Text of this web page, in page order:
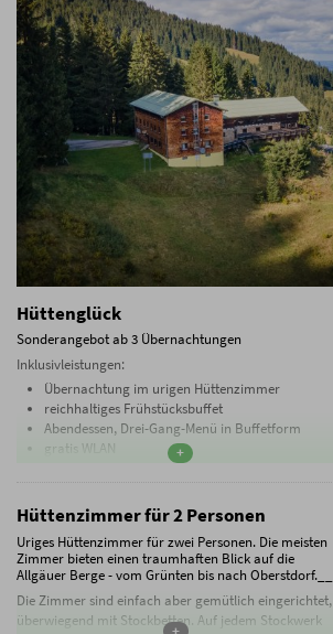
Zusätzliche Bedingungen
100% Bezahlung im Voraus. 70% Storno-Gebühren
außer bei Weitervermietung. 100% Storno-Gebühren
am Tag der Anreise oder bei Nicht-Anreise.
Es ist keine Umbuchung / Verschiebung möglich.
Stornierungen müssen schriftlich per E-Mail erfolgen
(ausschließlich an info@hoernerhaus.de)
Wir empfehlen den Abschluss einer
Reiserücktrittskostenversicherung!
Zusätzliche Bedingungen
100% Bezahlung im Voraus. 70% Storno-Gebühren
außer bei Weitervermietung. 100% Storno-Gebühren
am Tag der Anreise oder bei Nicht-Anreise.
Es ist keine Umbuchung / Verschiebung möglich.
Stornierungen müssen schriftlich per E-Mail erfolgen
(ausschließlich an info@hoernerhaus.de)
Wir empfehlen den Abschluss einer
Reiserücktrittskostenversicherung!
Hüttenglück
Sonderangebot ab 3 Übernachtungen
Inklusivleistungen:
Übernachtung im urigen Hüttenzimmer
reichhaltiges Frühstücksbuffet
Abendessen, Drei-Gang-Menü in Buffetform
gratis WLAN
Hüttenzimmer für 2 Personen
Uriges Hüttenzimmer für zwei Personen. Die meisten
Zimmer bieten einen traumhaften Blick auf die
Allgäuer Berge - vom Grünten bis nach Oberstdorf.__
Die Zimmer sind einfach aber gemütlich eingerichtet,
überwiegend mit Stockbetten. Auf jedem Stockwerk